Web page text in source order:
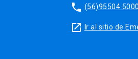
phone (56)95504 5000
launch Ir al sitio de